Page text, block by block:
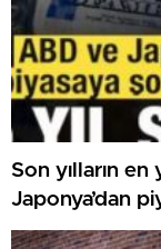
Son yılların
Japonya’dan